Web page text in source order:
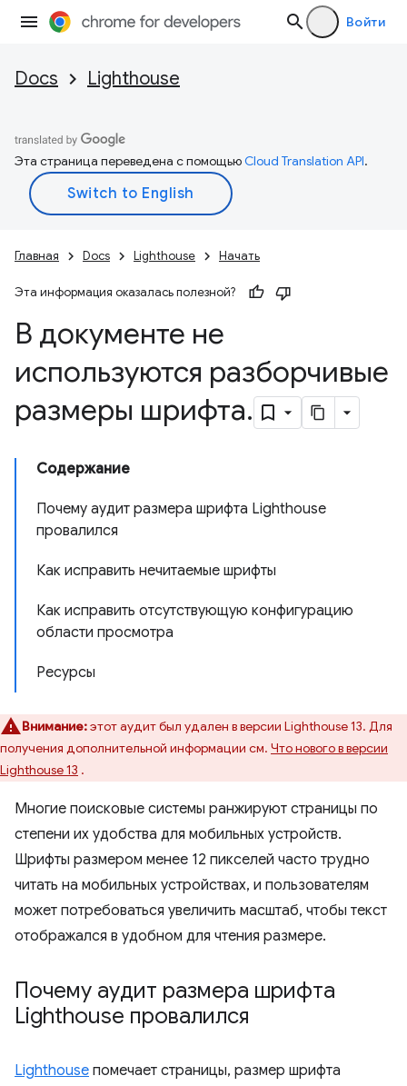
Войти
Docs Lighthouse
Эта страница переведена с помощьюCloud Translation API.
Главная Docs Lighthouse Начать
Эта информация оказалась полезной?
В документе не
используются разборчивые
размеры шрифта.
Содержание
Почему аудит размера шрифта Lighthouse
провалился
Как исправить нечитаемые шрифты
Как исправить отсутствующую конфигурацию
области просмотра
Ресурсы
Внимание:этот аудит был удален в версии Lighthouse 13. Для
получения дополнительной информации см. Что нового в версии
Lighthouse 13 .
Многие поисковые системы ранжируют страницы по
степени их удобства для мобильных устройств.
Шрифты размером менее 12 пикселей часто трудно
читать на мобильных устройствах, и пользователям
может потребоваться увеличить масштаб, чтобы текст
отображался в удобном для чтения размере.
Почему аудит размера шрифта
Lighthouse провалился
Lighthouse помечает страницы, размер шрифта